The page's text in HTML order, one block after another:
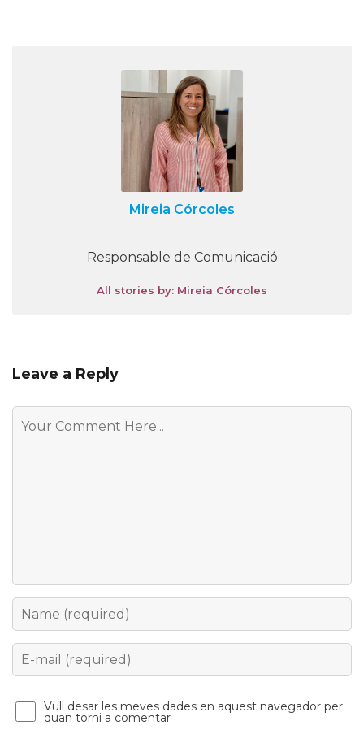
Mireia Córcoles
Responsable de Comunicació
All stories by: Mireia Córcoles
Leave a Reply
Comment
Vull desar les meves dades en aquest navegador per
quan torni a comentar